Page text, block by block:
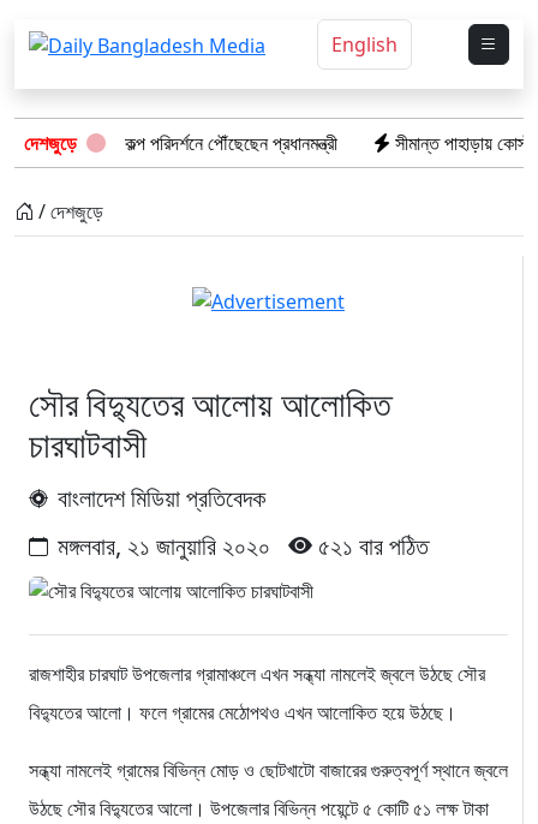
English
দেশজুড়ে
বিদ্যুৎ প্রকল্প পরিদর্শনে পৌঁছেছেন প্রধানমন্ত্রী সীমান্ত পাহাড়ায় কোস্ট
/ দেশজুড়ে
সৌর বিদ্যুতের আলোয় আলোকিত
চারঘাটবাসী
বাংলাদেশ মিডিয়া প্রতিবেদক
মঙ্গলবার, ২১ জানুয়ারি ২০২০
৫২১ বার পঠিত
রাজশাহীর চারঘাট উপজেলার গ্রামাঞ্চলে এখন সন্ধ্যা নামলেই জ্বলে উঠছে সৌর
বিদ্যুতের আলো। ফলে গ্রামের মেঠোপথও এখন আলোকিত হয়ে উঠছে।
সন্ধ্যা নামলেই গ্রামের বিভিন্ন মোড় ও ছোটখাটো বাজারের গুরুত্বপূর্ণ স্থানে জ্বলে
উঠছে সৌর বিদ্যুতের আলো। উপজেলার বিভিন্ন পয়েন্টে ৫ কোটি ৫১ লক্ষ টাকা